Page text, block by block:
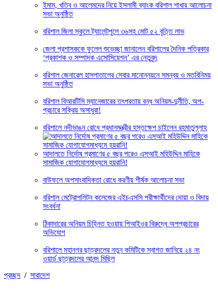
ইমাম, খতিব ও আলেমদের নিয়ে ইসলামী ব্যাংক বরিশাল শাখায় আলোচনা
সভা অনুষ্ঠিত
বরিশাল জিলা স্কুলে ট্যালেন্টপুলে ৩৬সহ মোট ৫২ বৃত্তি লাভ
জেলা প্রশাসককে ফুলেল শুভেচ্ছা জানালেন বরিশালের দৈনিক পত্রিকার
‘প্রকাশক ও সম্পাদক এসোসিয়েশন’ এর নেতৃবৃন্দ
বরিশাল জেনারেল হাসপাতালের সেবার মানোন্নয়নে সমন্বয় ও মতবিনিময়
সভা অনুষ্ঠিত
বরিশাল বিআরটিসি ম্যানেজারের তৎপরতায় বন্ধ অনিয়ম-দুর্নীতি, অপ-
প্রচারে সক্রিয় অসাধুরা!
বরিশালে নদীভাঙন রোধে প্রধানমন্ত্রীর হস্তক্ষেপ চাইলেন রহমাতুল্লাহ
আদালতে নির্দোষ প্রমাণের ৫ বছর পরেও এসআই মহিউদ্দিন মাহিকে
সামাজিক যোগাযোগমাধ্যমে হয়রানি!
বাউফলে অপসাংবাদিকতা রোধে করণীয় শীর্ষক আলোচনা সভা
বরিশাল মেট্রোপলিটন কলেজের এইচএসসি পরীক্ষার্থীদের দোয়া ও বিদায়
সংবর্ধনা
ঠিকাদারের অনিয়ম চিহ্নিত হওয়ায় পিআইওর বিরুদ্ধে অপপ্রচারের
অভিযোগ
বরিশালে মহানগর ছাত্রদলের নতুন কমিটিকে স্বাগত জানিয়ে ২৪ নং
ওয়ার্ড ছাত্রদলের আনন্দ মিছিল
প্রচ্ছদ / সারাদেশ